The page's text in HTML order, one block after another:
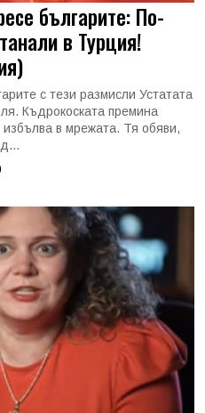
българите: По-
в Турция!
с тези размисли Устатата
Къдрокоската премина
избълва в мрежата. Тя обяви,